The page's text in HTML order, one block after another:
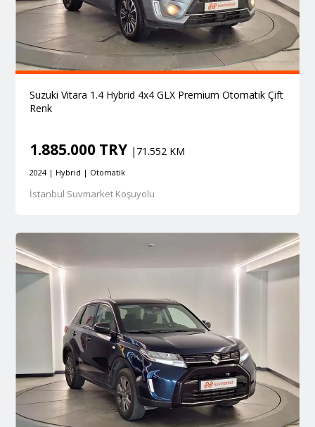
Suzuki Vitara 1.4 Hybrid 4x4 GLX Premium Otomatik Çift
Renk
1.885.000 TRY |71.552 KM
2024 | Hybrid | Otomatik
İstanbul Suvmarket Koşuyolu